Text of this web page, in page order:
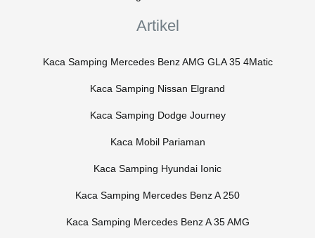
Artikel
Kaca Samping Mercedes Benz AMG GLA 35 4Matic
Kaca Samping Nissan Elgrand
Kaca Samping Dodge Journey
Kaca Mobil Pariaman
Kaca Samping Hyundai Ionic
Kaca Samping Mercedes Benz A 250
Kaca Samping Mercedes Benz A 35 AMG